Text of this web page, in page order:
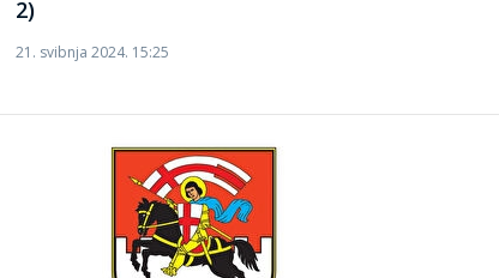
2)
21. svibnja 2024. 15:25